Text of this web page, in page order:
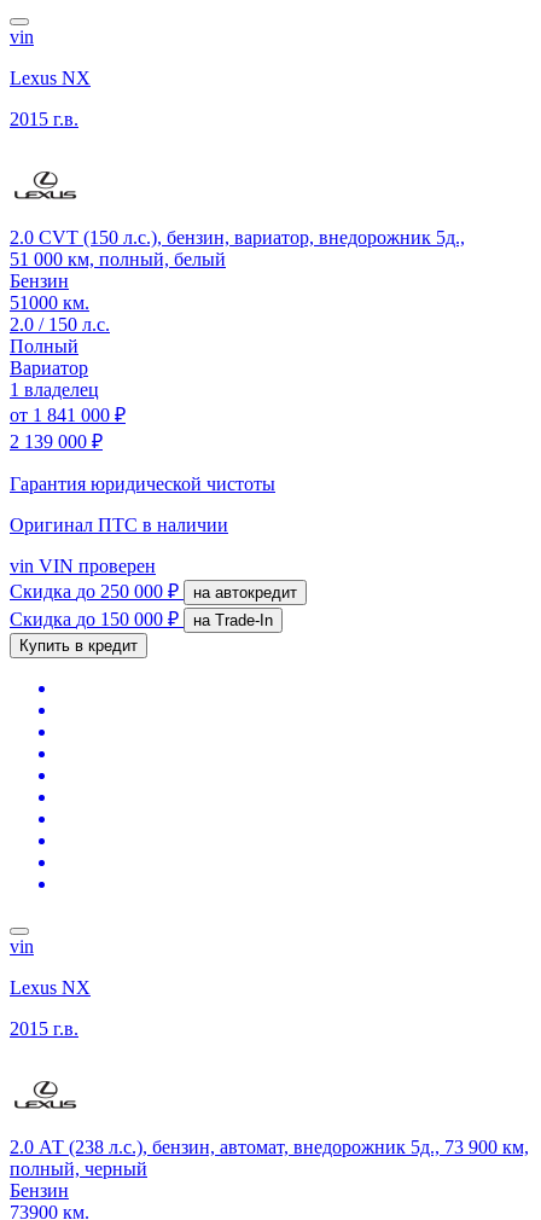
vin
Lexus NX
2015 г.в.
2.0 CVT (150 л.с.), бензин, вариатор, внедорожник 5д.,
51 000 км, полный, белый
Бензин
51000 км.
2.0 / 150 л.с.
Полный
Вариатор
1 владелец
от 1 841 000 ₽
2 139 000 ₽
Гарантия юридической чистоты
Оригинал ПТС в наличии
vin VIN проверен
Скидка до 250 000 ₽ на автокредит
Скидка до 150 000 ₽
на Trade-In
Купить в кредит
vin
Lexus NX
2015 г.в.
2.0 АТ (238 л.с.), бензин, автомат, внедорожник 5д., 73 900 км,
полный, черный
Бензин
73900 км.